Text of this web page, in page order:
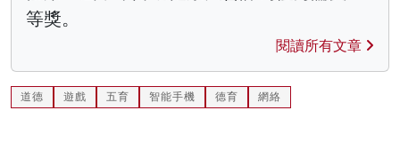
等獎。
閱讀所有文章
道德 遊戲 五育 智能手機 德育 網絡